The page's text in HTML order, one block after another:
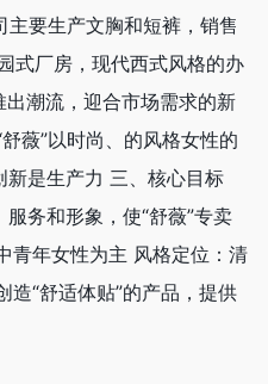
要生产文胸和短裤，销售
式厂房，现代西式风格的办
潮流，迎合市场需求的新
薇”以时尚、的风格女性的
是生产力 三、核心目标
务和形象，使“舒薇”专卖
青年女性为主 风格定位：清
“舒适体贴”的产品，提供